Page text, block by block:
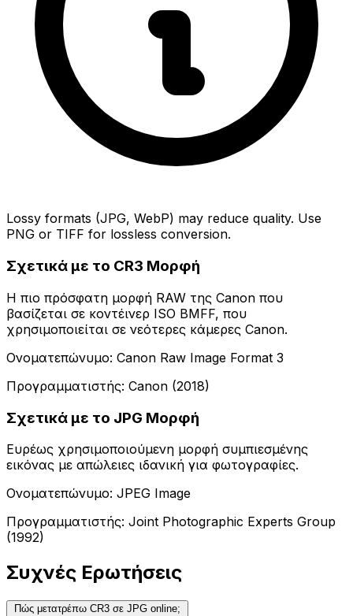
Lossy formats (JPG, WebP) may reduce quality. Use
PNG or TIFF for lossless conversion.
Σχετικά με το CR3 Μορφή
Η πιο πρόσφατη μορφή RAW της Canon που
βασίζεται σε κοντέινερ ISO BMFF, που
χρησιμοποιείται σε νεότερες κάμερες Canon.
Ονοματεπώνυμο: Canon Raw Image Format 3
Προγραμματιστής: Canon (2018)
Σχετικά με το JPG Μορφή
Ευρέως χρησιμοποιούμενη μορφή συμπιεσμένης
εικόνας με απώλειες ιδανική για φωτογραφίες.
Ονοματεπώνυμο: JPEG Image
Προγραμματιστής: Joint Photographic Experts Group
(1992)
Συχνές Ερωτήσεις
Πώς μετατρέπω CR3 σε JPG online;